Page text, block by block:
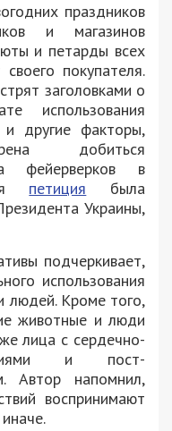
праздников
и магазинов
и петарды всех
покупателя.
заголовками о
использования
и другие факторы,
добиться
фейерверков в
петиция была
Украины,
подчеркивает,
использования
людей. Кроме того,
животные и люди
лица с сердечно-
и пост-
Автор напомнил,
воспринимают